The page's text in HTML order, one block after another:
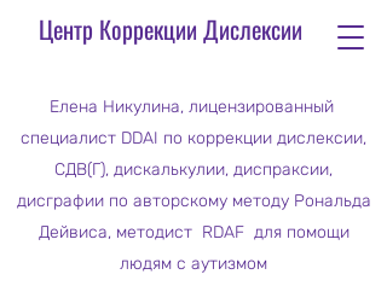
Центр Коррекции Дислексии
Елена Никулина, лицензированный
специалист DDAI по коррекции дислексии,
СДВ(Г), дискалькулии, диспраксии,
дисграфии по авторскому методу Рональда
Дейвиса, методист RDAF для помощи
людям с аутизмом